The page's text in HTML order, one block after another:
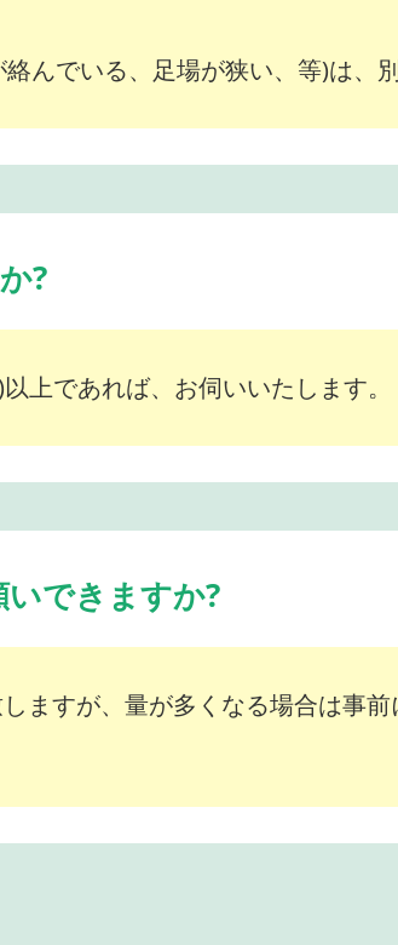
んでいる、足場が狭い、等)は、
?
上であれば、お伺いいたします。
できますか?
ますが、量が多くなる場合は事